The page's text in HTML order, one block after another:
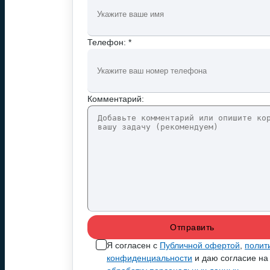
Телефон: *
Комментарий:
Я согласен с Публичной офертой
конфиденциальности и даю согласие на